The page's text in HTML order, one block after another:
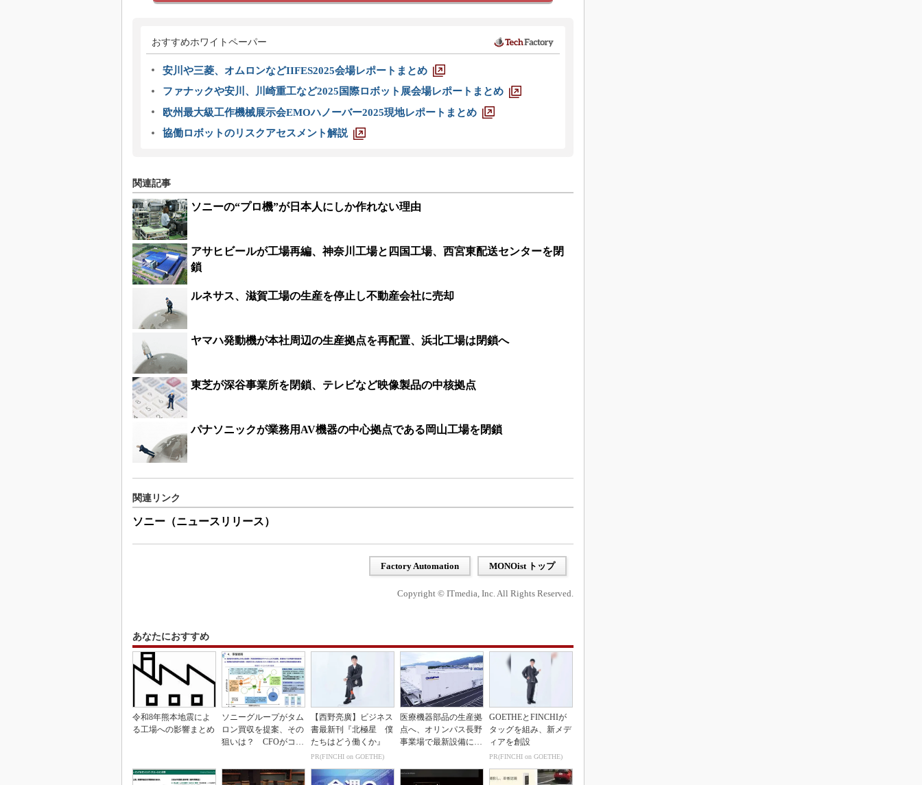
おすすめホワイトペーパー
安川や三菱、オムロンなどIIFES2025会場レポートまとめ
ファナックや安川、川崎重工など2025国際ロボット展会場レポートまとめ
欧州最大級工作機械展示会EMOハノーバー2025現地レポートまとめ
協働ロボットのリスクアセスメント解説
関連記事
ソニーの“プロ機”が日本人にしか作れない理由
アサヒビールが工場再編、神奈川工場と四国工場、西宮東配送センターを閉
鎖
ルネサス、滋賀工場の生産を停止し不動産会社に売却
ヤマハ発動機が本社周辺の生産拠点を再配置、浜北工場は閉鎖へ
東芝が深谷事業所を閉鎖、テレビなど映像製品の中核拠点
パナソニックが業務用AV機器の中心拠点である岡山工場を閉鎖
関連リンク
ソニー（ニュースリリース）
Factory Automation MONOist トップ
Copyright © ITmedia, Inc. All Rights Reserved.
あなたにおすすめ
令和8年熊本地震によ
る工場への影響まとめ
ソニーグループがタム
ロン買収を提案、その
狙いは？ CFOがコメ
【西野亮廣】ビジネス
書最新刊『北極星 僕
たちはどう働くか』
PR(FINCHI on GOETHE)
医療機器部品の生産拠
点へ、オリンパス長野
事業場で最新設備に機
GOETHEとFINCHIが
タッグを組み、新メデ
ィアを創設
PR(FINCHI on GOETHE)